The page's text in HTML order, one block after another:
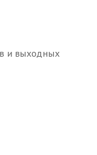
и выходных